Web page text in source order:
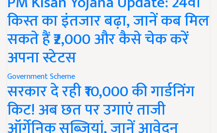
किस्त का इंतजार बढ़ा, जानें कब मिल
सकते हैं ₹2,000 और कैसे चेक करें
अपना स्टेटस
Government Scheme
सरकार दे रही ₹10,000 की गार्डनिंग
किट! अब छत पर उगाएं ताजी